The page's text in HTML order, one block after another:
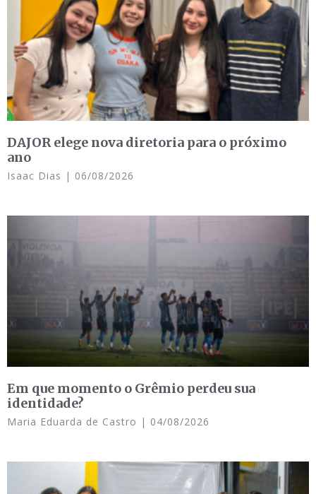
DAJOR elege nova diretoria para o próximo
ano
Isaac Dias 06/08/2026
Em que momento o Grêmio perdeu sua
identidade?
Maria Eduarda de Castro 04/08/2026